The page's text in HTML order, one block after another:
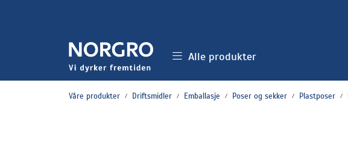
Alle produkter
Våre produkter Driftsmidler Emballasje Poser og sekker Plastposer